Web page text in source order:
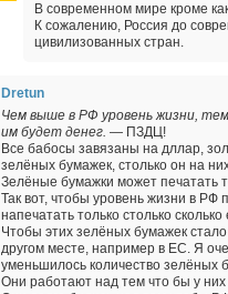
В современном мире кроме
К сожалению, Россия до
цивилизованных стран.
Dretun
Чем выше в РФ уровень жизни,
им будет денег. — ПЗДЦ!
Все бабосы завязаны на дллар,
зелёных бумажек, столько он на
Зелёные бумажки может печатать
Так вот, чтобы уровень жизни в
напечатать только столько
Чтобы этих зелёных бумажек
другом месте, например в ЕС. Я
уменьшилось количество зелёных
Они работают над тем что бы у